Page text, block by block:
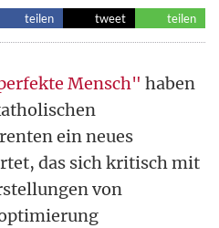
teilen tweet teilen
Mensch" haben
ein neues
das sich kritisch mit
von